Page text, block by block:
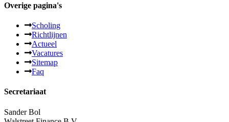
Overige pagina's
Scholing
Richtlijnen
Actueel
Vacatures
Sitemap
Faq
Secretariaat
Sander Bol